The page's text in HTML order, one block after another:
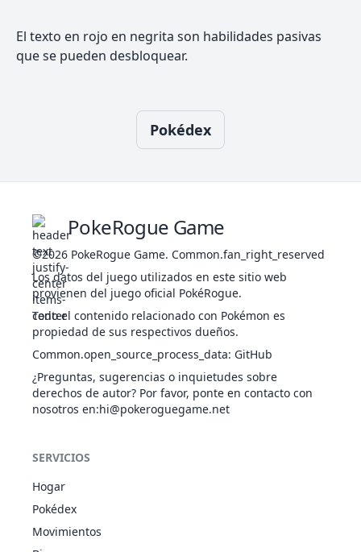
1 83 Farfetch'd
NOR
VOL
Vista Lince
Doduo
NOR
VOL
Madrugar
Tumbos
1 85 Dodrio 470 60
118 GoldeenAGU
Multiescamas
Velo Agua
Pararrayos
320
119 Seaking AGU
Multiescamas
Nado Rápido
Velo Agua
145 Zapdos
VOL
Llovizna
Presión
Elec. Estática
Piel Celeste
164
El texto en rojo en negrita son habilidades pasivas
que se pueden desbloquear.
Pokédex
PokeRogue Game
©2026 PokeRogue Game. Common.fan_right_reserved
Los datos del juego utilizados en este sitio web
provienen del juego oficial PokéRogue.
Todo el contenido relacionado con Pokémon es
propiedad de sus respectivos dueños.
Common.open_source_process_data: GitHub
¿Preguntas, sugerencias o inquietudes sobre
derechos de autor? Por favor, ponte en contacto con
nosotros en:hi@pokeroguegame.net
SERVICIOS
Hogar
Pokédex
Movimientos